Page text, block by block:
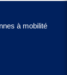
à mobilité